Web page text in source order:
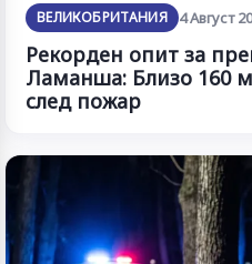
ВЕЛИКОБРИТАНИЯ 4 Август
Рекорден опит за
Ламанша: Близо 160
след пожар